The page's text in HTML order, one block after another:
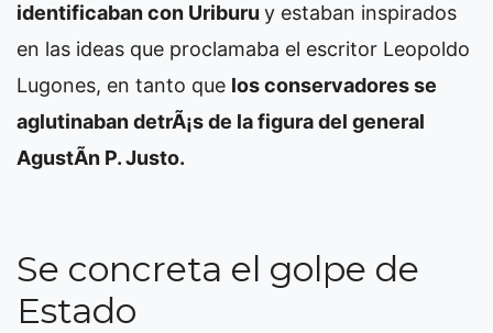
identificaban con Uriburu y estaban inspirados
en las ideas que proclamaba el escritor Leopoldo
Lugones, en tanto que los conservadores se
aglutinaban detrÃ¡s de la figura del general
AgustÃ­n P. Justo.
Se concreta el golpe de
Estado